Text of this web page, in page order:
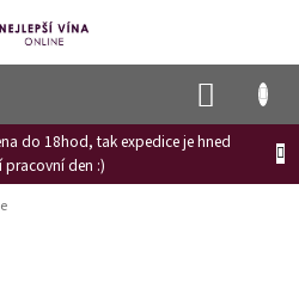
do 18hod, tak expedice je hned
pracovní den :)